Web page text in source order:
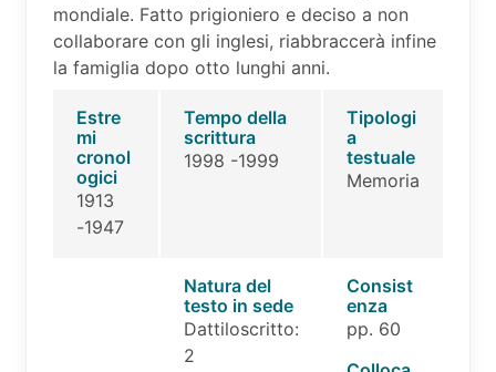
mondiale. Fatto prigioniero e deciso a non
collaborare con gli inglesi, riabbraccerà infine
la famiglia dopo otto lunghi anni.
Estre
mi
cronol
ogici
1913
-1947
Tempo della
scrittura
1998 -1999
Tipologi
a
testuale
Memoria
Natura del
testo in sede
Dattiloscritto:
2
Consist
enza
pp. 60